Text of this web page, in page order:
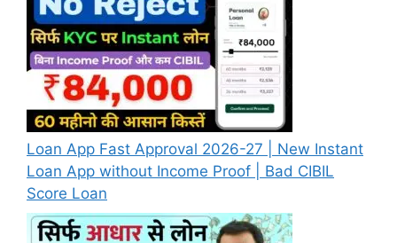
Loan App Fast Approval 2026-27 | New Instant
Loan App without Income Proof | Bad CIBIL
Score Loan